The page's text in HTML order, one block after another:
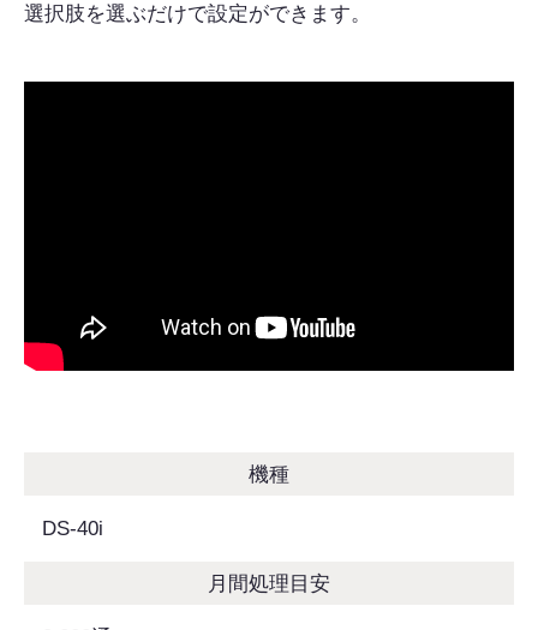
選択肢を選ぶだけで設定ができます。
機種
DS-40i
月間処理目安